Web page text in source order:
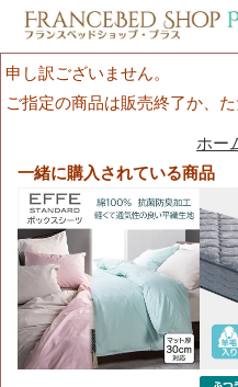
申し訳ございません。
ご指定の商品は販売終了か、
ホー
一緒に購入されている商品